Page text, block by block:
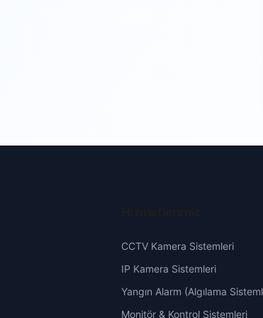
CCTV Kamera Sistemleri
IP Kamera Sistemleri
Yangın Alarm (Algılama
Monitör & Kontrol Sistemleri